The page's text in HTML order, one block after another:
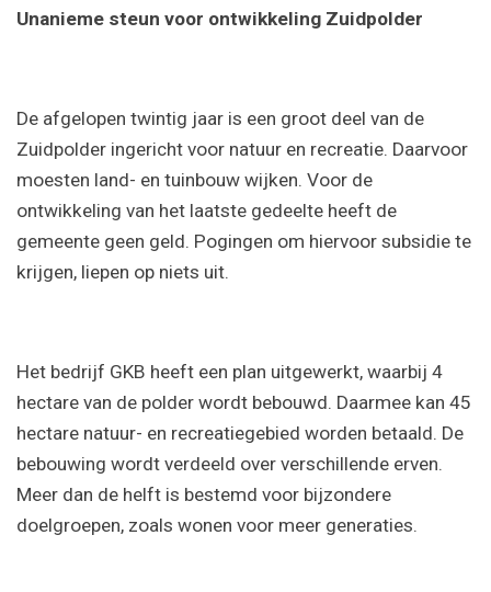
Unanieme steun voor ontwikkeling Zuidpolder
De afgelopen twintig jaar is een groot deel van de
Zuidpolder ingericht voor natuur en recreatie. Daarvoor
moesten land- en tuinbouw wijken. Voor de
ontwikkeling van het laatste gedeelte heeft de
gemeente geen geld. Pogingen om hiervoor subsidie te
krijgen, liepen op niets uit.
Het bedrijf GKB heeft een plan uitgewerkt, waarbij 4
hectare van de polder wordt bebouwd. Daarmee kan 45
hectare natuur- en recreatiegebied worden betaald. De
bebouwing wordt verdeeld over verschillende erven.
Meer dan de helft is bestemd voor bijzondere
doelgroepen, zoals wonen voor meer generaties.